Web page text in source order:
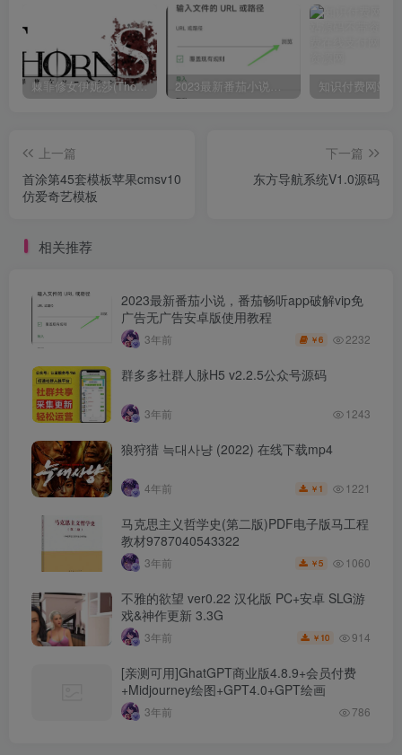
棘罪修女伊妮莎(ThornSin) ver0.11 官方中文版 ACT游戏&神作 2.1G
上一篇
首涂第45套模板苹果cmsv10
仿爱奇艺模板
下一篇
东方导航系统V1.0源码
相关推荐
2023最新番茄小说，番茄畅听app破解vip免
广告无广告安卓版使用教程
3年前 ￥6 2232
群多多社群人脉H5 v2.2.5公众号源码
3年前 1243
狼狩猎 늑대사냥 (2022) 在线下载mp4
4年前 ￥ 1 1221
马克思主义哲学史(第二版)PDF电子版马工程
教材9787040543322
3年前 ￥5 1060
不雅的欲望 ver0.22 汉化版 PC+安卓 SLG游
戏&神作更新 3.3G
3年前 ￥ 10 914
[亲测可用]GhatGPT商业版4.8.9+会员付费
+Midjourney绘图+GPT4.0+GPT绘画
3年前 786